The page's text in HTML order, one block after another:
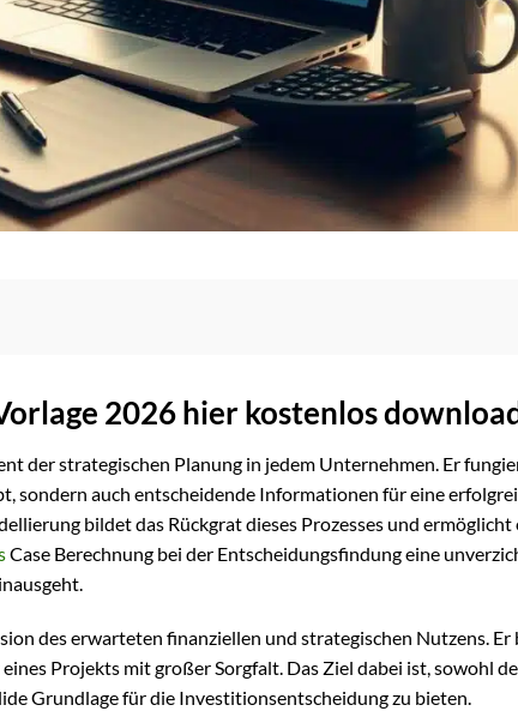
2026 hier kostenlos
der strategischen Planung in jedem Unternehmen. Er
sondern auch entscheidende Informationen für eine
bildet das Rückgrat dieses Prozesses und ermöglicht
Case Berechnung bei der Entscheidungsfindung eine
des erwarteten finanziellen und strategischen Nutzens.
Projekts mit großer Sorgfalt. Das Ziel dabei ist, sowohl
Grundlage für die Investitionsentscheidung zu bieten.